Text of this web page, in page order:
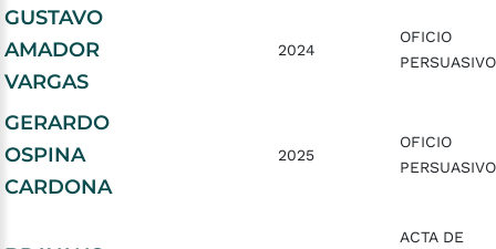
GUSTAVO
AMADOR
VARGAS
2024
OFICIO
PERSUASIVO
GERARDO
OSPINA
CARDONA
2025
OFICIO
PERSUASIVO
ACTA DE